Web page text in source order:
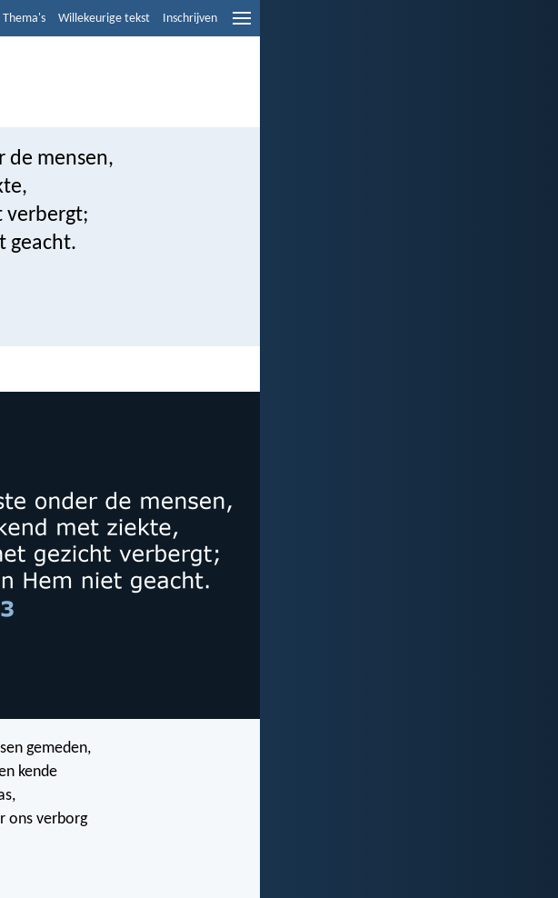
Thema's Willekeurige tekst Inschrijven
de mensen,
verbergt;
geacht.
gemeden,
kende
ons verborg